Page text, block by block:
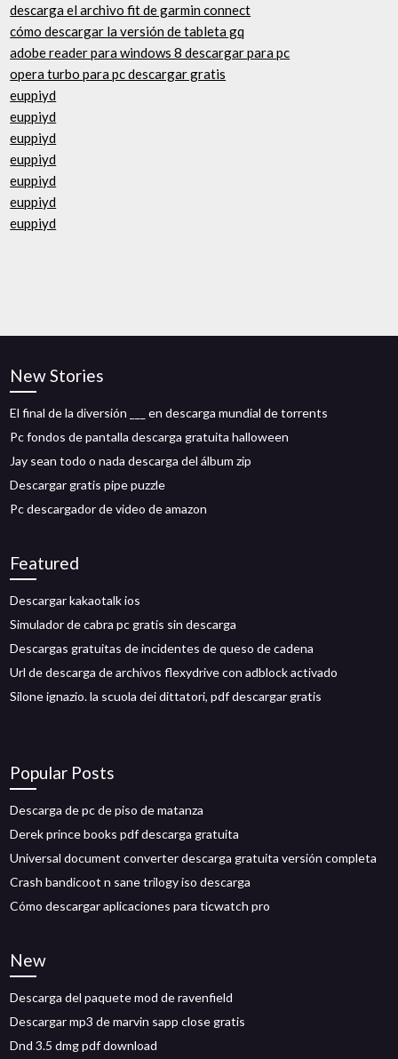
descarga el archivo fit de garmin connect
cómo descargar la versión de tableta gq
adobe reader para windows 8 descargar para pc
opera turbo para pc descargar gratis
euppiyd
euppiyd
euppiyd
euppiyd
euppiyd
euppiyd
euppiyd
New Stories
El final de la diversión ___ en descarga mundial de torrents
Pc fondos de pantalla descarga gratuita halloween
Jay sean todo o nada descarga del álbum zip
Descargar gratis pipe puzzle
Pc descargador de video de amazon
Featured
Descargar kakaotalk ios
Simulador de cabra pc gratis sin descarga
Descargas gratuitas de incidentes de queso de cadena
Url de descarga de archivos flexydrive con adblock activado
Silone ignazio. la scuola dei dittatori, pdf descargar gratis
Popular Posts
Descarga de pc de piso de matanza
Derek prince books pdf descarga gratuita
Universal document converter descarga gratuita versión completa
Crash bandicoot n sane trilogy iso descarga
Cómo descargar aplicaciones para ticwatch pro
New
Descarga del paquete mod de ravenfield
Descargar mp3 de marvin sapp close gratis
Dnd 3.5 dmg pdf download